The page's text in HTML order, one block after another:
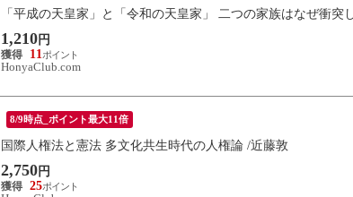
「平成の天皇家」と「令和の天皇家」 二つの家族はなぜ衝突
1,210 円
11
HonyaClub.com
8/9時点_ポイント最大11倍
国際人権法と憲法 多文化共生時代の人権論 /近藤敦
2,750 円
25